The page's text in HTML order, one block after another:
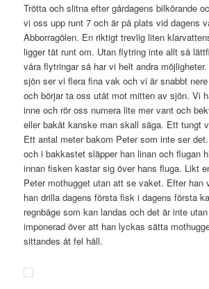
Trötta och slitna efter gårdagens bilkörande
vi oss upp runt 7 och är på plats vid dagens
Abborragölen. En riktigt trevlig liten
ligger tät runt om. Utan flytring inte allt så
våra flytringar så har vi helt andra
sjön ser vi flera fina vak och vi är snabbt
och börjar ta oss utåt mot mitten av sjön. Vi
inne och rör oss numera lite mer vant och
eller bakåt kanske man skall säga. Ett tungt
Ett antal meter bakom Peter som inte ser
och i bakkastet släpper han linan och flugan
innan fisken kastar sig över hans fluga. Likt
Peter mothugget utan att se vaket. Efter han
han drilla dagens första fisk i dagens första
regnbåge som kan landas och det är inte
imponerad över att han lyckas sätta
sittandes åt fel håll.